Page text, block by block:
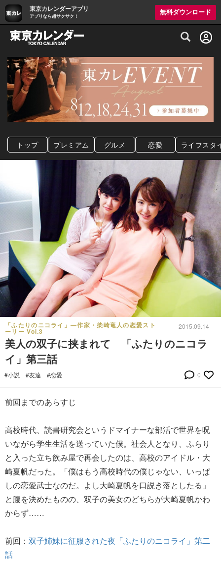
東京カレンダーアプリ
アプリなら超サクサク！
無料ダウンロード
グルメ情報・プレミアムレストラン予約
トップ プレミアム グルメ 恋愛 ライフスタ
「ふたりのニコライ」―作家・柴崎竜人の恋愛スト
ーリー Vol.3
2015.09.14
美人の双子に挟まれて 「ふたりのニコラ
イ」第三話
#小説 #友達 #恋愛 0
前回までのあらすじ
高校時代、読書研究会というドマイナーな部活で世界を呪
いながら学生生活を送っていた僕。社会人となり、ふらり
と入った立ち飲み屋で再会したのは、高校のアイドル・大
崎夏帆だった。「僕はもう高校時代の僕じゃない、いっぱ
しの恋愛武士なのだ。よし大崎夏帆を口説き落としたる」
と腹を決めたものの、双子の美女のどちらが大崎夏帆かわ
からず……
前回： 双子姉妹に征服された夜「ふたりのニコライ」第二
話